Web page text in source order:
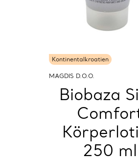
Kontinentalkroatien
MAGDIS D.O.O.
Biobaza
250 ml